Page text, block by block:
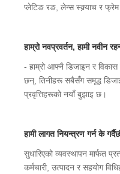
प्लेटिङ रङ, लेन्स स्क्र्याच र
हाम्रो नवप्रवर्तन, हामी नवीन
- हाम्रो आफ्नै डिजाइन र
छन्, तिनीहरू सबैसँग समृद्ध
प्रवृत्तिहरूको नयाँ बुझाइ छ।
हामी लागत नियन्त्रण गर्न के
सुधारिएको व्यवस्थापन मार्फत
कर्मचारी, उत्पादन र सहयोग